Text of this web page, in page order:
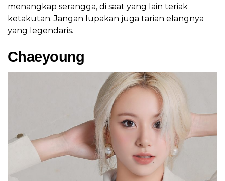
menangkap serangga, di saat yang lain teriak
ketakutan. Jangan lupakan juga tarian elangnya
yang legendaris.
Chaeyoung